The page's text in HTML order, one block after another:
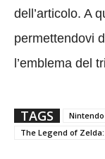
dell’articolo. A
permettendovi
l’emblema del
TAGS Nintendo
The Legend of